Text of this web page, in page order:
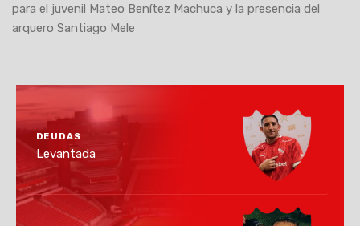
para el juvenil Mateo Benítez Machuca y la presencia del
arquero Santiago Mele
DEUDAS
Levantada